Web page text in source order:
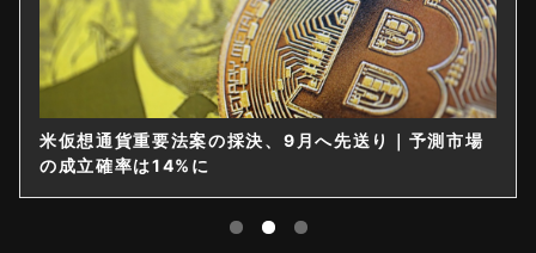
米仮想通貨重要法案の採決、9月へ先送り｜予測市場
の成立確率は14%に